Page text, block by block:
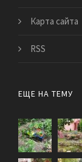
Карта сайта
RSS
ЕЩЕ НА ТЕМУ